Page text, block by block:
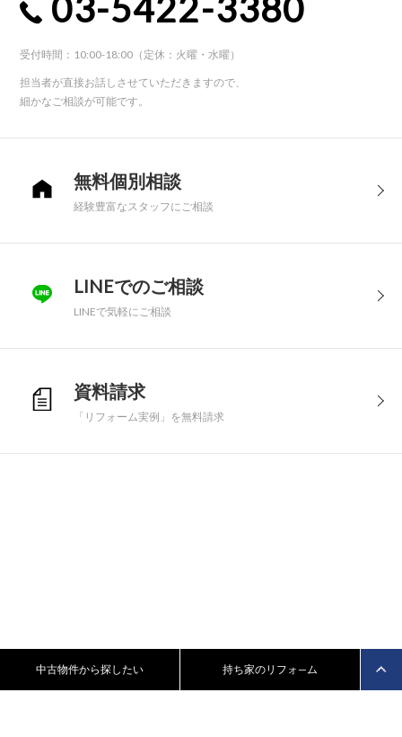
受付時間：10:00-18:00（定休：火曜・水曜）
担当者が直接お話しさせていただきますので、
細かなご相談が可能です。
無料個別相談
経験豊富なスタッフにご相談
LINEでのご相談
LINEで気軽にご相談
資料請求
「リフォーム実例」を無料請求
中古物件から探したい 持ち家のリフォ—ム